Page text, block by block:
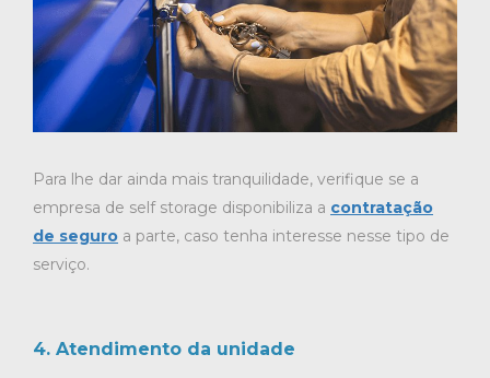
Para lhe dar ainda mais tranquilidade, verifique se a
empresa de self storage disponibiliza a contratação
de seguro a parte, caso tenha interesse nesse tipo de
serviço.
4. Atendimento da unidade